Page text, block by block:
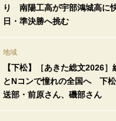
り 南陽工高が宇部鴻城高に
日・準決勝へ挑む
地域
【下松】［あきた総文2026］
とNコンで憧れの全国へ 下
送部・前原さん、磯部さん